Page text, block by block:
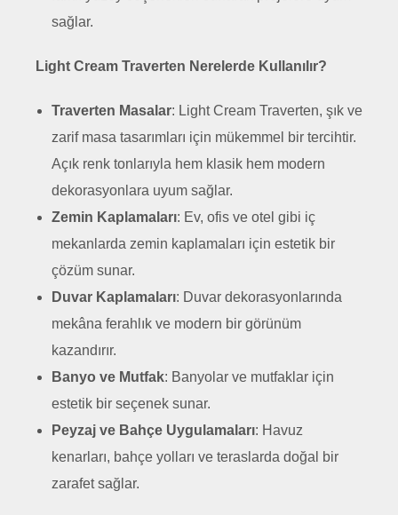
sağlar.
Light Cream Traverten Nerelerde Kullanılır?
Traverten Masalar: Light Cream Traverten, şık ve
zarif masa tasarımları için mükemmel bir tercihtir.
Açık renk tonlarıyla hem klasik hem modern
dekorasyonlara uyum sağlar.
Zemin Kaplamaları: Ev, ofis ve otel gibi iç
mekanlarda zemin kaplamaları için estetik bir
çözüm sunar.
Duvar Kaplamaları: Duvar dekorasyonlarında
mekâna ferahlık ve modern bir görünüm
kazandırır.
Banyo ve Mutfak: Banyolar ve mutfaklar için
estetik bir seçenek sunar.
Peyzaj ve Bahçe Uygulamaları: Havuz
kenarları, bahçe yolları ve teraslarda doğal bir
zarafet sağlar.